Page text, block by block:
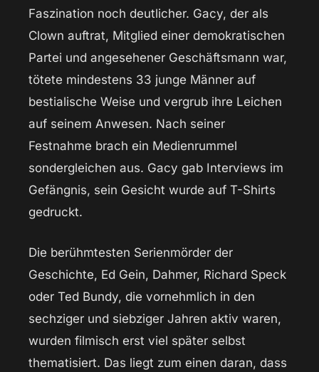
Faszination noch deutlicher. Gacy, der als
Clown auftrat, Mitglied einer demokratischen
Partei und angesehener Geschäftsmann war,
tötete mindestens 33 junge Männer auf
bestialische Weise und vergrub ihre Leichen
auf seinem Anwesen. Nach seiner
Festnahme brach ein Medienrummel
sondergleichen aus. Gacy gab Interviews im
Gefängnis, sein Gesicht wurde auf T-Shirts
gedruckt.
Die berühmtesten Serienmörder der
Geschichte, Ed Gein, Dahmer, Richard Speck
oder Ted Bundy, die vornehmlich in den
sechziger und siebziger Jahren aktiv waren,
wurden filmisch erst viel später selbst
thematisiert. Das liegt zum einen daran, dass